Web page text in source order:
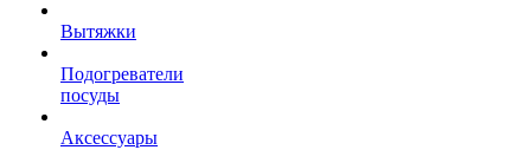
Вытяжки
Подогреватели
посуды
Аксессуары